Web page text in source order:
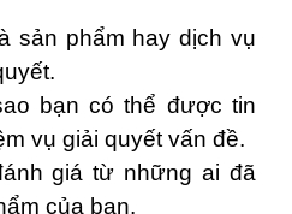
sản phẩm hay dịch vụ
bạn có thể được tin
vụ giải quyết vấn đề.
giá từ những ai đã
của bạn.